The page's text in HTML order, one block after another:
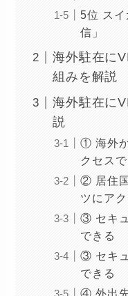
5位 ス
信」
海外駐在に
組みを解説
海外駐在に
説
① 海外
クセス
② 居住
ツにア
③ セキ
できる
③ セキ
できる
④ 外出